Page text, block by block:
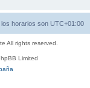
los horarios son UTC+01:00
All rights reserved.
Limited